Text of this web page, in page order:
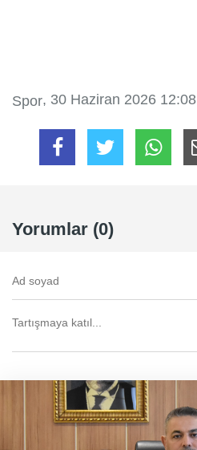
Spor, 30 Haziran 2026 12:08
Yorumlar (0)